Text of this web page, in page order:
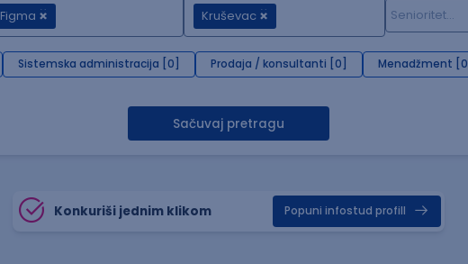
Figma Kruševac
Sistemska administracija [0] Prodaja / konsultanti [0] Menadžment [0]
Sačuvaj pretragu
Konkuriši jednim klikom Popuni infostud profill